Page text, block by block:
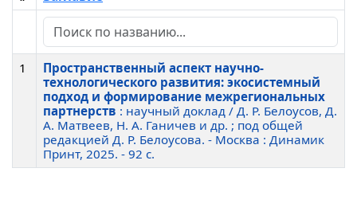
1
Пространственный аспект научно-
технологического развития: экосистемный
подход и формирование межрегиональных
партнерств : научный доклад / Д. Р. Белоусов, Д.
А. Матвеев, Н. А. Ганичев и др. ; под общей
редакцией Д. Р. Белоусова. - Москва : Динамик
Принт, 2025. - 92 c.